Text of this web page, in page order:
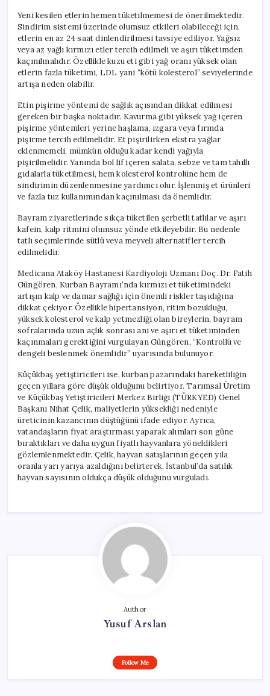
Yeni kesilen etlerin hemen tüketilmemesi de önerilmektedir.
Sindirim sistemi üzerinde olumsuz etkileri olabileceği için,
etlerin en az 24 saat dinlendirilmesi tavsiye ediliyor. Yağsız
veya az yağlı kırmızı etler tercih edilmeli ve aşırı tüketimden
kaçınılmalıdır. Özellikle kuzu eti gibi yağ oranı yüksek olan
etlerin fazla tüketimi, LDL yani “kötü kolesterol” seviyelerinde
artışa neden olabilir.
Etin pişirme yöntemi de sağlık açısından dikkat edilmesi
gereken bir başka noktadır. Kavurma gibi yüksek yağ içeren
pişirme yöntemleri yerine haşlama, ızgara veya fırında
pişirme tercih edilmelidir. Et pişirilirken ekstra yağlar
eklenmemeli, mümkün olduğu kadar kendi yağıyla
pişirilmelidir. Yanında bol lif içeren salata, sebze ve tam tahıllı
gıdalarla tüketilmesi, hem kolesterol kontrolüne hem de
sindirimin düzenlenmesine yardımcı olur. İşlenmiş et ürünleri
ve fazla tuz kullanımından kaçınılması da önemlidir.
Bayram ziyaretlerinde sıkça tüketilen şerbetli tatlılar ve aşırı
kafein, kalp ritmini olumsuz yönde etkileyebilir. Bu nedenle
tatlı seçimlerinde sütlü veya meyveli alternatifler tercih
edilmelidir.
Medicana Ataköy Hastanesi Kardiyoloji Uzmanı Doç. Dr. Fatih
Güngören, Kurban Bayramı’nda kırmızı et tüketimindeki
artışın kalp ve damar sağlığı için önemli riskler taşıdığına
dikkat çekiyor. Özellikle hipertansiyon, ritim bozukluğu,
yüksek kolesterol ve kalp yetmezliği olan bireylerin, bayram
sofralarında uzun açlık sonrası ani ve aşırı et tüketiminden
kaçınmaları gerektiğini vurgulayan Güngören, “Kontrollü ve
dengeli beslenmek önemlidir” uyarısında bulunuyor.
Küçükbaş yetiştiricileri ise, kurban pazarındaki hareketliliğin
geçen yıllara göre düşük olduğunu belirtiyor. Tarımsal Üretim
ve Küçükbaş Yetiştiricileri Merkez Birliği (TÜRKYED) Genel
Başkanı Nihat Çelik, maliyetlerin yüksekliği nedeniyle
üreticinin kazancının düştüğünü ifade ediyor. Ayrıca,
vatandaşların fiyat araştırması yaparak alımları son güne
bıraktıkları ve daha uygun fiyatlı hayvanlara yöneldikleri
gözlemlenmektedir. Çelik, hayvan satışlarının geçen yıla
oranla yarı yarıya azaldığını belirterek, İstanbul’da satılık
hayvan sayısının oldukça düşük olduğunu vurguladı.
Author
Yusuf Arslan
Follow Me